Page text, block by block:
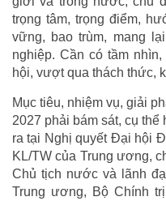
trọng tâm, trọng điểm,
vững, bao trùm, mang
nghiệp. Cần có tầm
hội, vượt qua thách thức,
Mục tiêu, nhiệm vụ, giải
2027 phải bám sát, cụ
ra tại Nghị quyết Đại hội
KL/TW của Trung ương,
Chủ tịch nước và lãnh
Trung ương, Bộ Chính